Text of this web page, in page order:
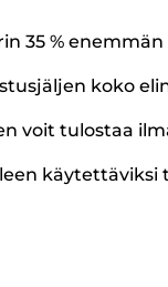
35 %
koko
voit tulostaa